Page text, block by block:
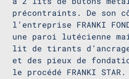
précontraints. De son
l’entreprise FRANKI
une paroi lutécienne
lit de tirants
et des pieux de
le procédé FRANKI STAR.